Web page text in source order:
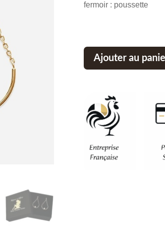
fermoir : poussette
Ajouter au